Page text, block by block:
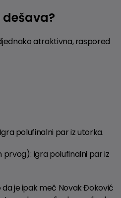
dešava?
atraktivna, raspored
polufinalni par iz utorka.
Igra polufinalni par iz
je ipak meč Novak Đoković